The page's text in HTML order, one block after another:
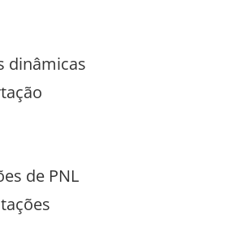
dinâmicas
de PNL